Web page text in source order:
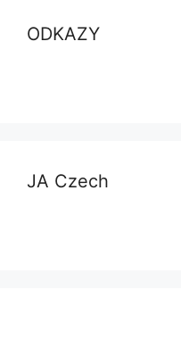
ODKAZY
JA Czech